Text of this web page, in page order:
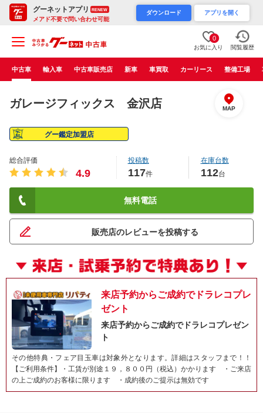
グーネットアプリ RENEW
メアド不要で問い合わせ可能
ダウンロード アプリを開く
0
お気に入り 閲覧履歴
中古車 輸入車 中古車販売店 新車 車買取 カーリース 整備工場
ガレージフィックス 金沢店 MAP
グー鑑定加盟店
総合評価
4.9
投稿数
117件
在庫台数
112台
無料電話
販売店のレビューを投稿する
来店予約からご成約でドラレコプレ
ゼント
来店予約からご成約でドラレコプレゼン
ト
その他特典・フェア目玉車は対象外となります。詳細はスタッフまで！！
【ご利用条件】・工賃が別途１９，８００円（税込）かかります ・ご来店
の上ご成約のお客様に限ります ・成約後のご提示は無効です